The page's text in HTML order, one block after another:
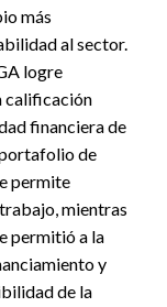
más
al sector.
logre
calificación
financiera de
de
permite
mientras
permitió a la
y
de la